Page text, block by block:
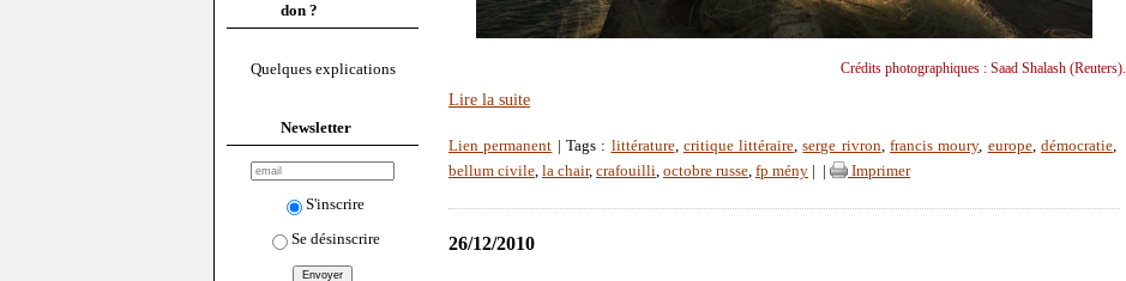
don ?
Quelques explications
Newsletter
S'inscrire
Se désinscrire
Crédits photographiques : Saad Shalash (Reuters).
Lire la suite
Lien permanent | Tags : littérature, critique littéraire,serge rivron,francis moury, europe,démocratie,
bellum civile, la chair, crafouilli, octobre russe, fp mény Imprimer
26/12/2010